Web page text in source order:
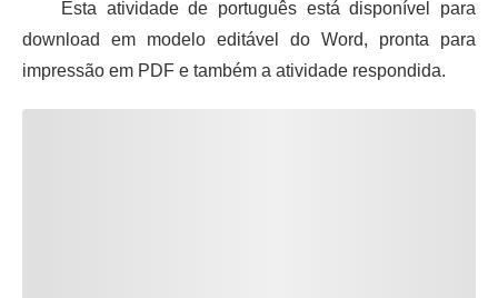
Esta atividade de português está disponível para
download em modelo editável do Word, pronta para
impressão em PDF e também a atividade respondida.